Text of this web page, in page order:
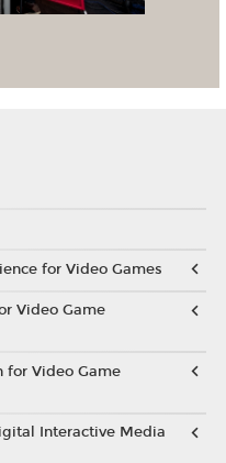
for Video Games
Video Game
for Video Game
Interactive Media